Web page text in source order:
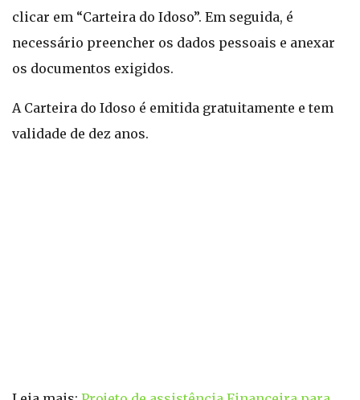
clicar em “Carteira do Idoso”. Em seguida, é
necessário preencher os dados pessoais e anexar
os documentos exigidos.
A Carteira do Idoso é emitida gratuitamente e tem
validade de dez anos.